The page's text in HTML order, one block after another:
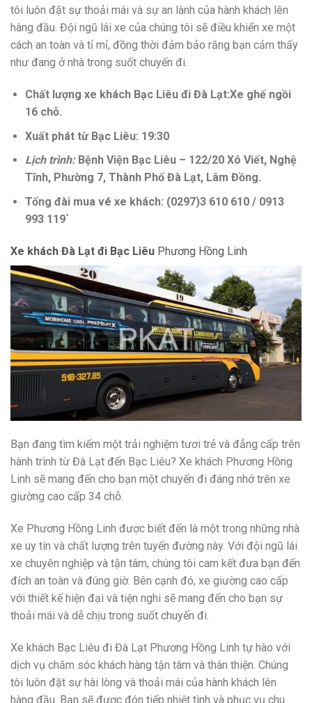
tôi luôn đặt sự thoải mái và sự an lành của hành khách lên
hàng đầu. Đội ngũ lái xe của chúng tôi sẽ điều khiển xe một
cách an toàn và tỉ mỉ, đồng thời đảm bảo rằng bạn cảm thấy
như đang ở nhà trong suốt chuyến đi.
Chất lượng xe khách Bạc Liêu đi Đà Lạt:Xe ghế ngồi
16 chỗ.
Xuất phát từ Bạc Liêu: 19:30
Lịch trình:Bệnh Viện Bạc Liêu – 122/20 Xô Viết, Nghệ
Tĩnh, Phường 7, Thành Phố Đà Lạt, Lâm Đồng.
Tổng đài mua vé xe khách: (0297)3 610 610 / 0913
993 119`
Xe khách Đà Lạt đi Bạc Liêu Phương Hồng Linh
Bạn đang tìm kiếm một trải nghiệm tươi trẻ và đẳng cấp trên
hành trình từ Đà Lạt đến Bạc Liêu? Xe khách Phương Hồng
Linh sẽ mang đến cho bạn một chuyến đi đáng nhớ trên xe
giường cao cấp 34 chỗ.
Xe Phương Hồng Linh được biết đến là một trong những nhà
xe uy tín và chất lượng trên tuyến đường này. Với đội ngũ lái
xe chuyên nghiệp và tận tâm, chúng tôi cam kết đưa bạn đến
đích an toàn và đúng giờ. Bên cạnh đó, xe giường cao cấp
với thiết kế hiện đại và tiện nghi sẽ mang đến cho bạn sự
thoải mái và dễ chịu trong suốt chuyến đi.
Xe khách Bạc Liêu đi Đà Lạt Phương Hồng Linh tự hào với
dịch vụ chăm sóc khách hàng tận tâm và thân thiện. Chúng
tôi luôn đặt sự hài lòng và thoải mái của hành khách lên
hàng đầu. Bạn sẽ được đón tiếp nhiệt tình và phục vụ chu